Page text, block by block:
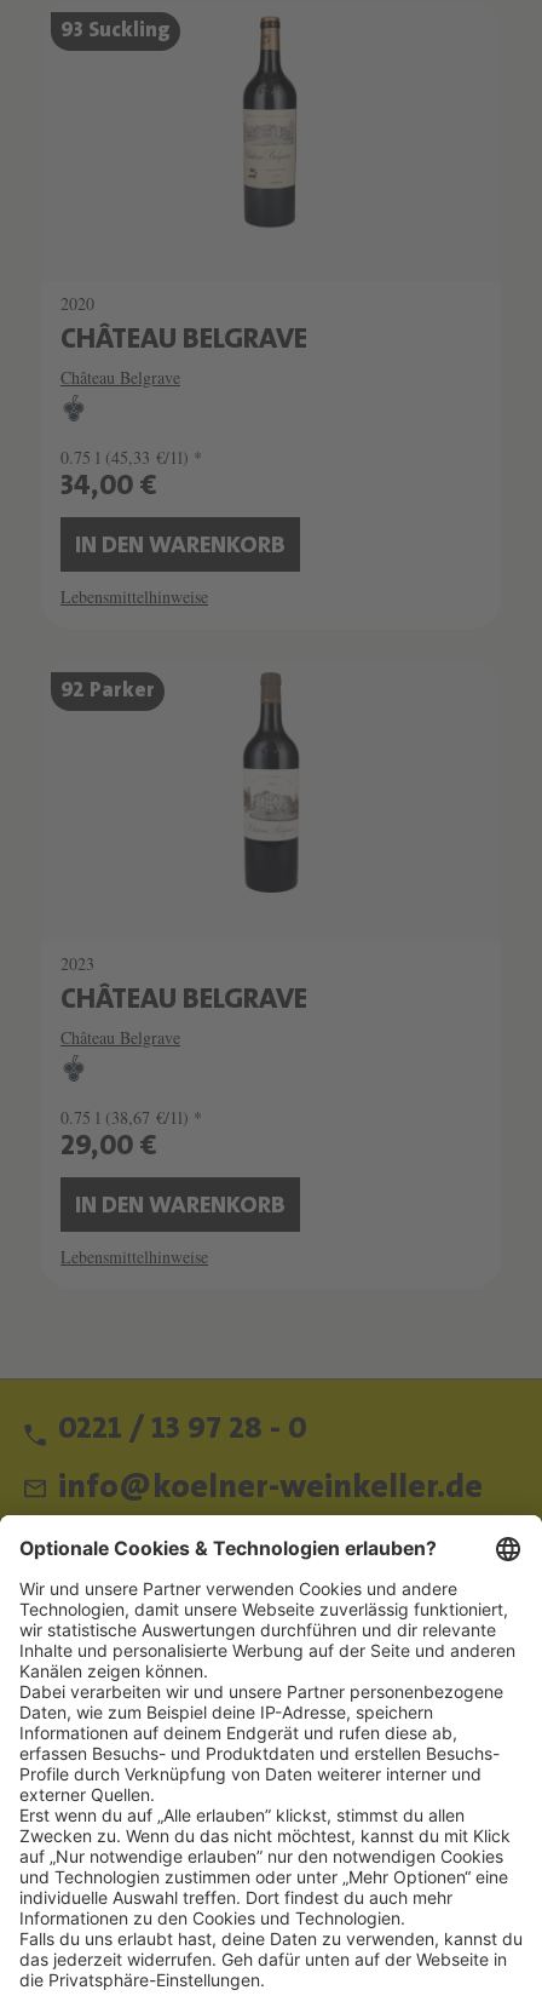
93 Suckling
2020
CHÂTEAU BELGRAVE
Château Belgrave
0.75 l (45,33 €/1l) *
34,00 €
IN DEN WARENKORB
Lebensmittelhinweise
92 Parker
2023
CHÂTEAU BELGRAVE
Château Belgrave
0.75 l (38,67 €/1l) *
29,00 €
IN DEN WARENKORB
Lebensmittelhinweise
0221 / 13 97 28 - 0
info@koelner-weinkeller.de
Schnellzugriff
ZAHLUNGSMETHODEN
SOCIAL
NEWSLETTER
BESUCHEN SIE UNS
Alle Preise inkl. gesetzl. Mehrwertsteuer zzgl. Versandkosten und ggf.
Nachnahmegebühren, wenn nicht anders angegeben.